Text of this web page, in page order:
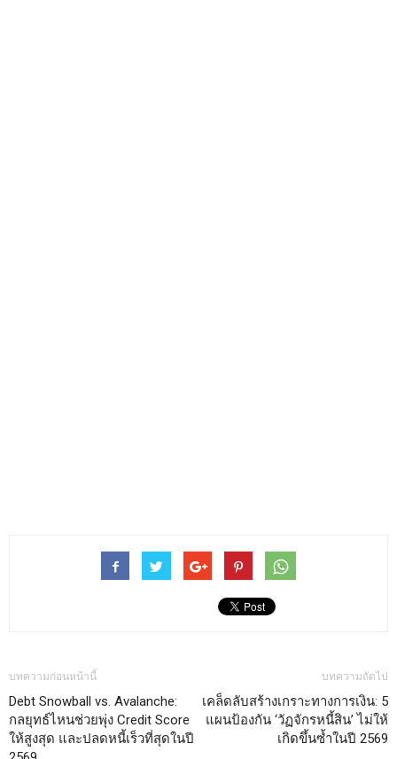
บทความก่อนหน้านี้
Debt Snowball vs. Avalanche:
กลยุทธ์ไหนช่วยพุ่ง Credit Score
ให้สูงสุด และปลดหนี้เร็วที่สุดในปี
บทความถัดไป
เคล็ดลับสร้างเกราะทางการเงิน: 5
แผนป้องกัน ‘วัฏจักรหนี้สิน’ ไม่ให้
เกิดขึ้นซ้ำในปี 2569